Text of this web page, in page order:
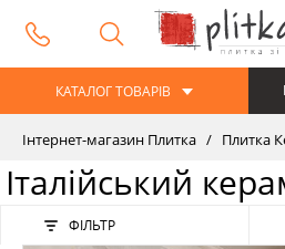
КАТАЛОГ ТОВАРІВ
Інтернет-магазин Плитка Плитка
Італійський
ФІЛЬТР